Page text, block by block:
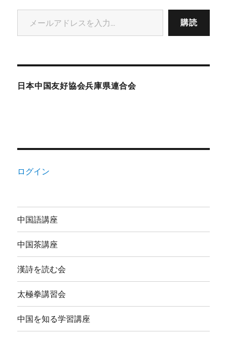
メールアドレスを入力...
購読
日本中国友好協会兵庫県連合会
ログイン
中国語講座
中国茶講座
漢詩を読む会
太極拳講習会
中国を知る学習講座